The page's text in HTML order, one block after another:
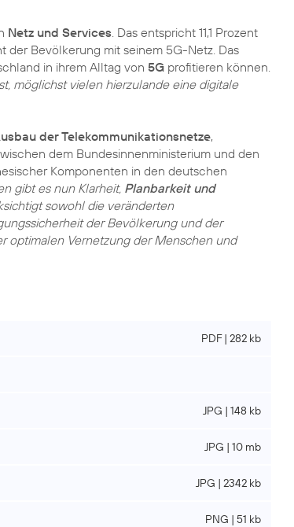
Netz und Services . Das entspricht 11,1 Prozent
der Bevölkerung mit seinem 5G-Netz. Das
in ihrem Alltag von 5G profitieren können.
möglichst vielen hierzulande eine digitale
der Telekommunikationsnetze,
dem Bundesinnenministerium und den
Komponenten in den deutschen
gibt es nun Klarheit, Planbarkeit und
sowohl die veränderten
der Bevölkerung und der
optimalen Vernetzung der Menschen und
PDF | 282 kb
JPG | 148 kb
JPG | 10 mb
JPG | 2342 kb
PNG | 51 kb